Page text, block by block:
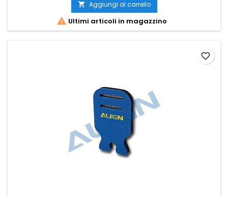
 Aggiungi al carrello
 Ultimi articoli in magazzino
favorite_border